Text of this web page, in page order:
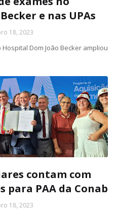
e nas UPAs
18, 2023
Dom João Becker ampliou
contam com
para PAA da Conab
18, 2023